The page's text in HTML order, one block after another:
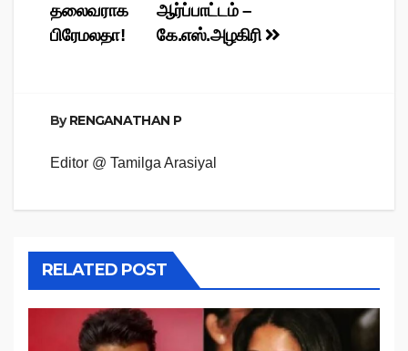
ஆர்ப்பாட்டம் –
கே.எஸ்.அழகிரி
தலைவராக
பிரேமலதா!
ByRENGANATHAN P
Editor @ Tamilga Arasiyal
RELATED POST